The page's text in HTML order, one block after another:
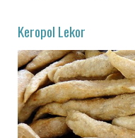
Keropol Lekor